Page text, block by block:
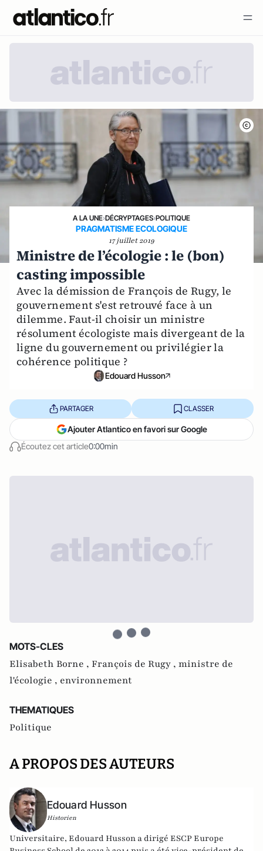
A LA UNE›DÉCRYPTAGES›POLITIQUE
PRAGMATISME ECOLOGIQUE
17 juillet 2019
Ministre de l’écologie : le (bon)
casting impossible
Avec la démission de François de Rugy, le
gouvernement s'est retrouvé face à un
dilemme. Faut-il choisir un ministre
résolument écologiste mais divergeant de la
ligne du gouvernement ou privilégier la
cohérence politique ?
Edouard Husson
Écoutez cet article0:00min
PARTAGER CLASSER
Ajouter Atlantico en favori sur Google
MOTS-CLES
Elisabeth Borne , François de Rugy , ministre de
l'écologie , environnement
THEMATIQUES
Politique
A PROPOS DES AUTEURS
Edouard Husson
Historien
Universitaire, Edouard Husson a dirigé ESCP Europe